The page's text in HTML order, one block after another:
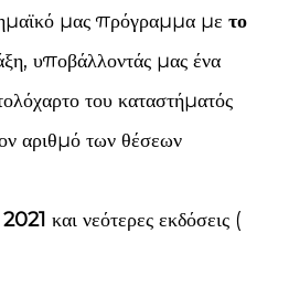
μας πρόγραμμα με το
υποβάλλοντάς μας ένα
του καταστήματός
αριθμό των θέσεων
και νεότερες εκδόσεις (